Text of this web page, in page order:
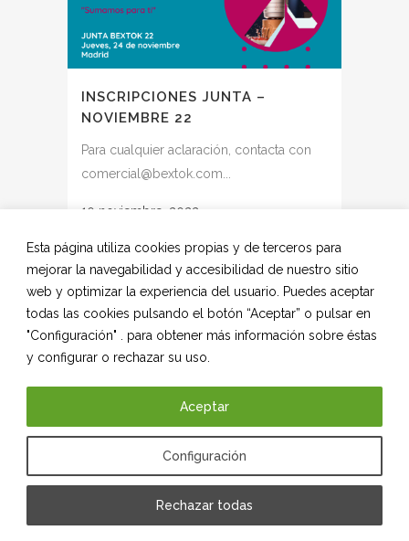
Esta página utiliza cookies propias y de terceros para
mejorar la navegabilidad y accesibilidad de nuestro sitio
web y optimizar la experiencia del usuario. Puedes aceptar
todas las cookies pulsando el botón “Aceptar” o pulsar en
"Configuración" . para obtener más información sobre éstas
y configurar o rechazar su uso.
Configuración
Rechazar todas
Aceptar
INSCRIPCIONES JUNTA –
NOVIEMBRE 22
Para cualquier aclaración, contacta con
comercial@bextok.com...
10 noviembre, 2022
“NUESTRA FILOSOFÍA ES LA DE
ESTAR CERCA DE LOS CLIENTES,
ATENDIENDO A SUS
NECESIDADES”